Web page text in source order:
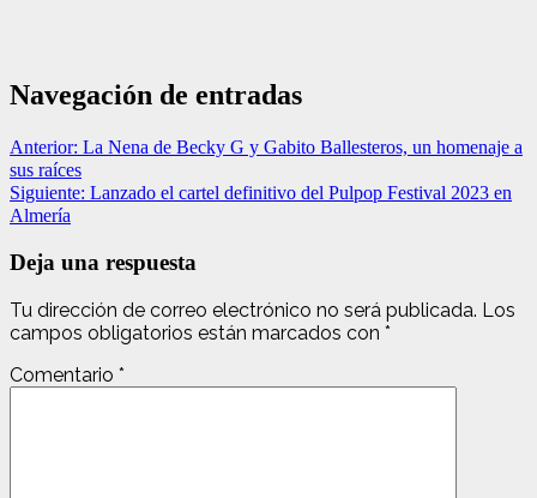
Navegación de entradas
Anterior: La Nena de Becky G y Gabito Ballesteros, un homenaje a
sus raíces
Siguiente: Lanzado el cartel definitivo del Pulpop Festival 2023 en
Almería
Deja una respuesta
Tu dirección de correo electrónico no será publicada. Los
campos obligatorios están marcados con *
Comentario *